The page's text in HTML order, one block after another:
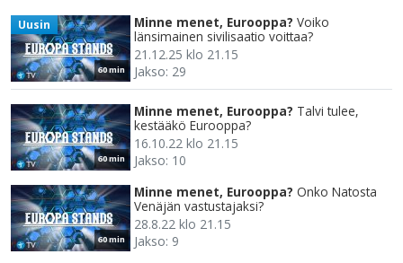
60 min
Uusin Minne menet, Eurooppa? Voiko
länsimainen sivilisaatio voittaa?
21.12.25 klo 21.15
Jakso: 29
60 min
Minne menet, Eurooppa? Talvi tulee,
kestääkö Eurooppa?
16.10.22 klo 21.15
Jakso: 10
60 min
Minne menet, Eurooppa? Onko Natosta
Venäjän vastustajaksi?
28.8.22 klo 21.15
Jakso: 9